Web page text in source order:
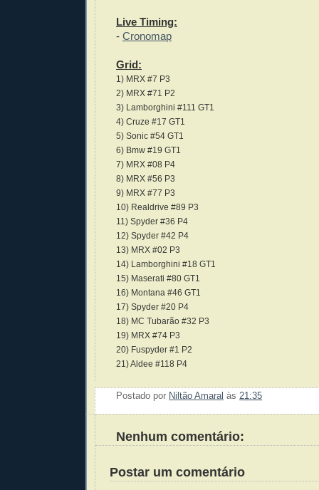
Live Timing:
- Cronomap
Grid:
1) MRX #7 P3
2) MRX #71 P2
3) Lamborghini #111 GT1
4) Cruze #17 GT1
5) Sonic #54 GT1
6) Bmw #19 GT1
7) MRX #08 P4
8) MRX #56 P3
9) MRX #77 P3
10) Realdrive #89 P3
11) Spyder #36 P4
12) Spyder #42 P4
13) MRX #02 P3
14) Lamborghini #18 GT1
15) Maserati #80 GT1
16) Montana #46 GT1
17) Spyder #20 P4
18) MC Tubarão #32 P3
19) MRX #74 P3
20) Fuspyder #1 P2
21) Aldee #118 P4
Postado por Niltão Amaral às 21:35
Nenhum comentário:
Postar um comentário